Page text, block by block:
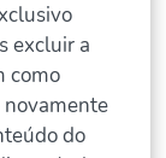
excluir a
como
novamente
do